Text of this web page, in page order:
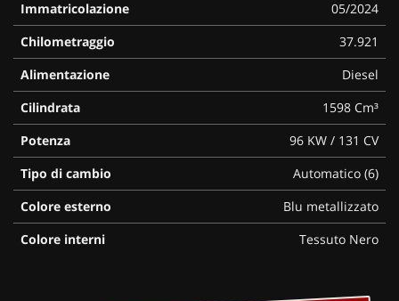
Immatricolazione
05/2024
Chilometraggio
37.921
Alimentazione
Diesel
Cilindrata
1598 Cm³
Potenza
96 KW / 131 CV
Tipo di cambio
Automatico (6)
Colore esterno
Blu metallizzato
Colore interni
Tessuto Nero